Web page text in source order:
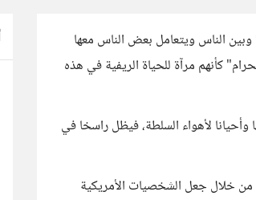
وبين الناس ويتعامل بعض الناس معها
كأنهم مرآة للحياة الريفية في هذه
لأهواء السلطة، فيظل راسخا في
من خلال جعل الشخصيات الأمريكية